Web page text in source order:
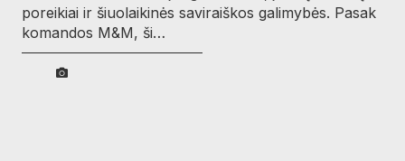
poreikiai ir šiuolaikinės saviraiškos galimybės. Pasak
komandos M&M, ši…